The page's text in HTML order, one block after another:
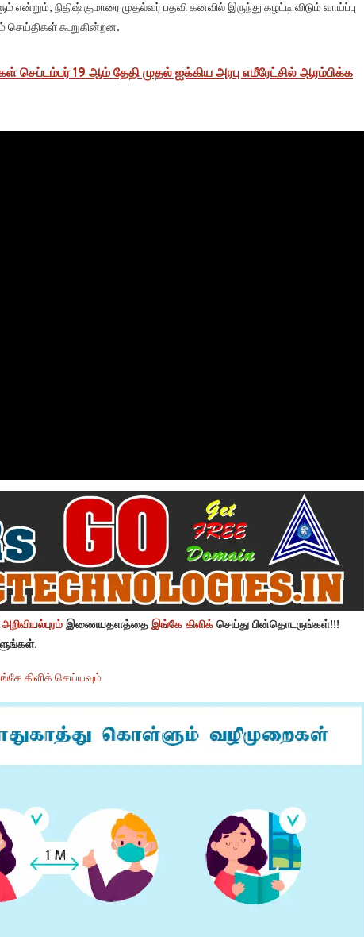
நிதிஷ் குமாரை முதல்வர் பதவி கனவில் இருந்து கழட்டி விடும் வாய்ப்பு
செய்திகள் கூறுகின்றன.
செப்டம்பர் 19 ஆம் தேதி முதல் ஐக்கிய அரபு எமீரேட்சில் ஆரம்பிக்க
அறிவியல்புரம் இணையதளத்தை இங்கே கிளிக் செய்து பின்தொடருங்கள்!!!
கிளிக் செய்யவும்